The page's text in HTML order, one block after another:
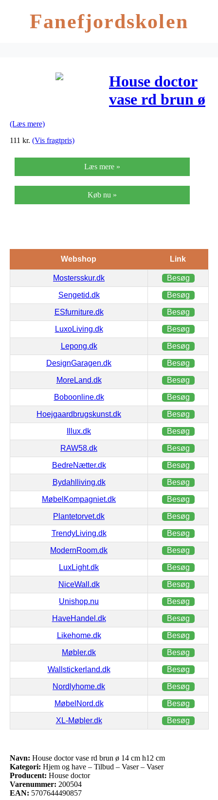
Fanefjordskolen
House doctor
vase rd brun ø
(Læs mere)
111 kr. (Vis fragtpris)
Læs mere »
Køb nu »
Webshop Link
Mostersskur.dk Besøg
Sengetid.dk Besøg
ESfurniture.dk Besøg
LuxoLiving.dk Besøg
Lepong.dk Besøg
DesignGaragen.dk Besøg
MoreLand.dk Besøg
Boboonline.dk Besøg
Hoejgaardbrugskunst.dk Besøg
Illux.dk Besøg
RAW58.dk Besøg
BedreNætter.dk Besøg
Bydahlliving.dk Besøg
MøbelKompagniet.dk Besøg
Plantetorvet.dk Besøg
TrendyLiving.dk Besøg
ModernRoom.dk Besøg
LuxLight.dk Besøg
NiceWall.dk Besøg
Unishop.nu Besøg
HaveHandel.dk Besøg
Likehome.dk Besøg
Møbler.dk Besøg
Wallstickerland.dk Besøg
Nordlyhome.dk Besøg
MøbelNord.dk Besøg
XL-Møbler.dk Besøg
Navn: House doctor vase rd brun ø 14 cm h12 cm
Kategori: Hjem og have – Tilbud – Vaser – Vaser
Producent: House doctor
Varenummer: 200504
EAN: 5707644490857